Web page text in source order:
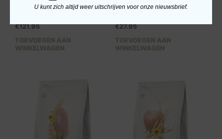
Verse Zalm &
€121.95
TOEVOEGEN AAN
WINKELWAGEN
Verse Kip & Ginseng
€27.95
TOEVOEGEN AAN
WINKELWAGEN
U kunt zich altijd weer uitschrijven voor onze nieuwsbrief.